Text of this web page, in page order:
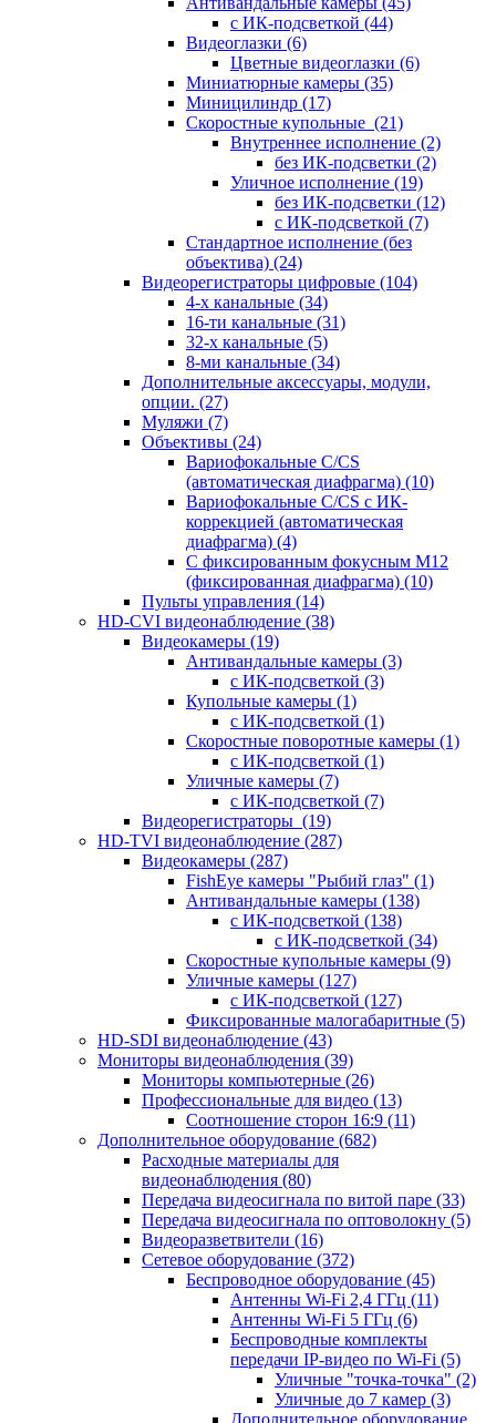
с ИК-подсветкой (44)
Видеоглазки (6)
Цветные видеоглазки (6)
Миниатюрные камеры (35)
Миницилиндр (17)
Скоростные купольные (21)
Внутреннее исполнение (2)
без ИК-подсветки (2)
Уличное исполнение (19)
без ИК-подсветки (12)
с ИК-подсветкой (7)
Стандартное исполнение (без
объектива) (24)
Видеорегистраторы цифровые (104)
4-х канальные (34)
16-ти канальные (31)
32-х канальные (5)
8-ми канальные (34)
Дополнительные аксессуары, модули,
опции. (27)
Муляжи (7)
Объективы (24)
Вариофокальные C/CS
(автоматическая диафрагма) (10)
Вариофокальные C/CS с ИК-
коррекцией (автоматическая
диафрагма) (4)
С фиксированным фокусным М12
(фиксированная диафрагма) (10)
Пульты управления (14)
HD-CVI видеонаблюдение (38)
Видеокамеры (19)
Антивандальные камеры (3)
с ИК-подсветкой (3)
Купольные камеры (1)
с ИК-подсветкой (1)
Скоростные поворотные камеры (1)
с ИК-подсветкой (1)
Уличные камеры (7)
с ИК-подсветкой (7)
Видеорегистраторы (19)
HD-TVI видеонаблюдение (287)
Видеокамеры (287)
FishEye камеры "Рыбий глаз" (1)
Антивандальные камеры (138)
с ИК-подсветкой (138)
с ИК-подсветкой (34)
Скоростные купольные камеры (9)
Уличные камеры (127)
с ИК-подсветкой (127)
Фиксированные малогабаритные (5)
HD-SDI видеонаблюдение (43)
Мониторы видеонаблюдения (39)
Мониторы компьютерные (26)
Профессиональные для видео (13)
Соотношение сторон 16:9 (11)
Дополнительное оборудование (682)
Расходные материалы для
видеонаблюдения (80)
Передача видеосигнала по витой паре (33)
Передача видеосигнала по оптоволокну (5)
Видеоразветвители (16)
Сетевое оборудование (372)
Беспроводное оборудование (45)
Антенны Wi-Fi 2,4 ГГц (11)
Антенны Wi-Fi 5 ГГц (6)
Беспроводные комплекты
передачи IP-видео по Wi-Fi (5)
Уличные "точка-точка" (2)
Уличные до 7 камер (3)
Дополнительное оборудование